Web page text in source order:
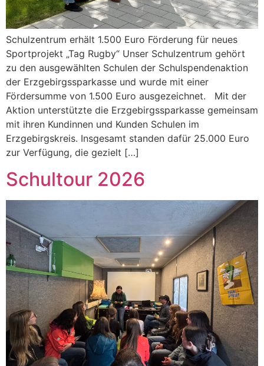
Schulzentrum erhält 1.500 Euro Förderung für neues
Sportprojekt „Tag Rugby“ Unser Schulzentrum gehört
zu den ausgewählten Schulen der Schulspendenaktion
der Erzgebirgssparkasse und wurde mit einer
Fördersumme von 1.500 Euro ausgezeichnet. Mit der
Aktion unterstützte die Erzgebirgssparkasse gemeinsam
mit ihren Kundinnen und Kunden Schulen im
Erzgebirgskreis. Insgesamt standen dafür 25.000 Euro
zur Verfügung, die gezielt […]
Schultour 2026